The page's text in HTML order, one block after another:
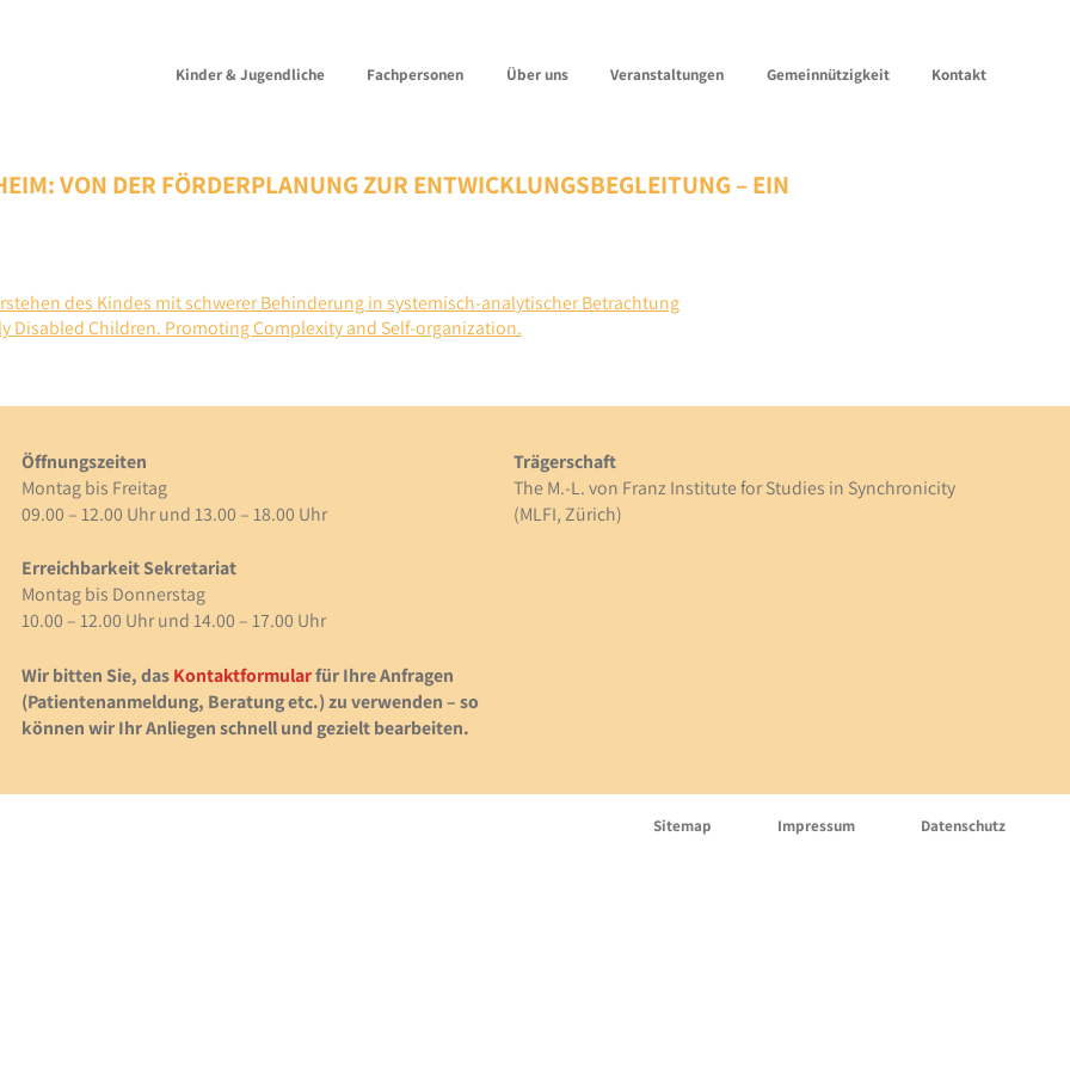
Kinder & Jugendliche Fachpersonen Über uns Veranstaltungen Gemeinnützigkeit Kontakt
VON DER FÖRDERPLANUNG ZUR ENTWICKLUNGSBEGLEITUNG – EIN
des Kindes mit schwerer Behinderung in systemisch-analytischer Betrachtung
Disabled Children. Promoting Complexity and Self-organization.
Öffnungszeiten
Montag bis Freitag
09.00 – 12.00 Uhr und 13.00 – 18.00 Uhr
Erreichbarkeit Sekretariat
Montag bis Donnerstag
10.00 – 12.00 Uhr und 14.00 – 17.00 Uhr
Wir bitten Sie, dasKontaktformularfür Ihre Anfragen
(Patientenanmeldung, Beratung etc.) zu verwenden – so
können wir Ihr Anliegen schnell und gezielt bearbeiten.
Trägerschaft
The M.-L. von Franz Institute for Studies in Synchronicity
(MLFI, Zürich)
Sitemap Impressum Datenschutz